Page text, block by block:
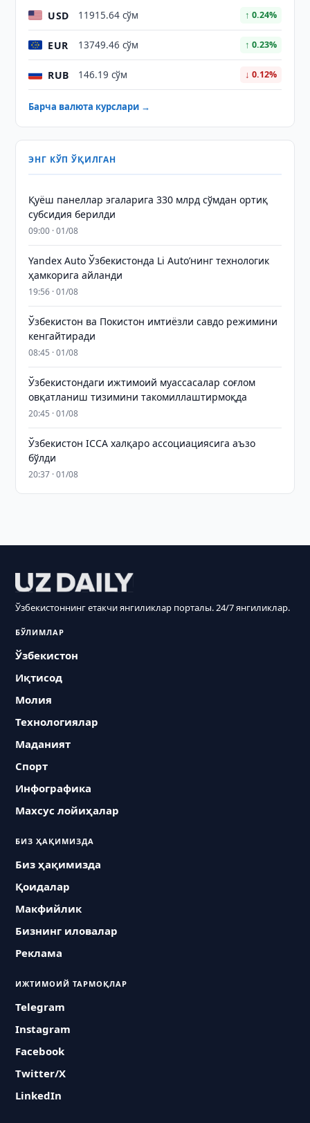
USD 11915.64 сўм ↑ 0.24%
EUR 13749.46 сўм ↑ 0.23%
RUB 146.19 сўм ↓ 0.12%
Барча валюта курслари →
ЭНГ КЎП ЎҚИЛГАН
Қуёш панеллар эгаларига 330 млрд сўмдан ортиқ
субсидия берилди
09:00 · 01/08
Yandex Auto Ўзбекистонда Li Auto’нинг технологик
ҳамкорига айланди
19:56 · 01/08
Ўзбекистон ва Покистон имтиёзли савдо режимини
кенгайтиради
08:45 · 01/08
Ўзбекистондаги ижтимоий муассасалар соғлом
овқатланиш тизимини такомиллаштирмоқда
20:45 · 01/08
Ўзбекистон ICCA халқаро ассоциациясига аъзо
бўлди
20:37 · 01/08
Ўзбекистоннинг етакчи янгиликлар порталы. 24/7 янгиликлар.
БЎЛИМЛАР
Ўзбекистон
Иқтисод
Молия
Технологиялар
Маданият
Спорт
Инфографика
Махсус лойиҳалар
БИЗ ҲАҚИМИЗДА
Биз ҳақимизда
Қоидалар
Макфийлик
Бизнинг иловалар
Реклама
ИЖТИМОИЙ ТАРМОҚЛАР
Telegram
Instagram
Facebook
Twitter/X
LinkedIn